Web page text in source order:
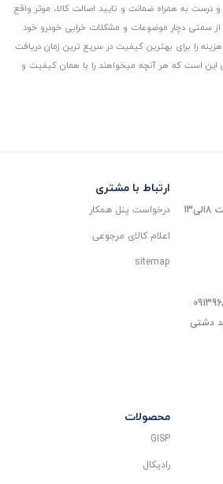
به همراه ضمانت و تایید اصالت کالا، موثر واقع
سمتی دچار موضوعات و مشکلات خرابی خودرو خود
را برای بهترین کیفیت در سریع ترین زمان دریافت
این است که هر آنچه میخواهند را با همان کیفیت و
دشتی
ارتباط با مشتری
درخواست پنل همکار
اعلام کالای مرجوعی
sitemap
محصولات
GISP
رادیکال